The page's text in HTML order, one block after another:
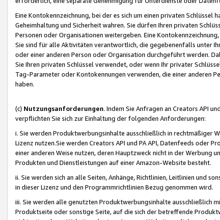
Eine Kontokennzeichnung, bei der es sich um einen privaten
Geheimhaltung und Sicherheit wahren. Sie dürfen Ihren privaten
Personen oder Organisationen weitergeben. Eine
Sie sind für alle Aktivitäten verantwortlich, die gegebenenfalls unter
oder einer anderen Person oder Organisation durchgeführt werden.
Sie Ihren privaten Schlüssel verwendet, oder wenn Ihr privater
Tag-Parameter oder Kontokennungen verwenden, die einer anderen
haben.
(c) Nutzungsanforderungen. Indem Sie Anfragen an Creators API
verpflichten Sie sich zur Einhaltung der folgenden Anforderungen:
i. Sie werden Produktwerbungsinhalte ausschließlich in rechtmäßiger
Lizenz nutzen.Sie werden Creators API und PA API, Datenfeeds oder
einer anderen Weise nutzen, deren Hauptzweck nicht in der Werbung
Produkten und Dienstleistungen auf einer Amazon-Website besteht.
ii. Sie werden sich an alle Seiten, Anhänge, Richtlinien, Leitlinien und
in dieser Lizenz und den Programmrichtlinien Bezug genommen wird.
iii. Sie werden alle genutzten Produktwerbungsinhalte ausschließlich
Produktseite oder sonstige Seite, auf die sich der betreffende